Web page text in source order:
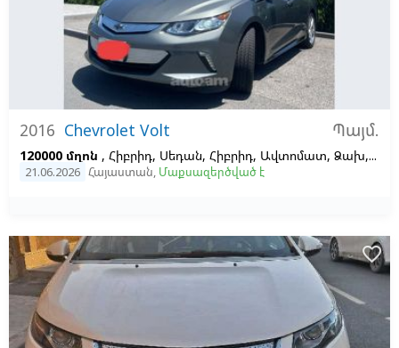
2016 Chevrolet Volt Պայմ.
120000 մղոն , Հիբրիդ, Սեդան, Հիբրիդ, Ավտոմատ, Ձախ,
21.06.2026 Հայաստան, Մաքսազերծված է
favorite_border